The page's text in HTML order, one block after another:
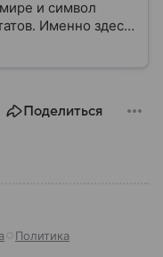
и символ
Именно здесь
Поделиться
Политика